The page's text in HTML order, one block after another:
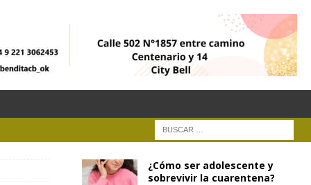
¿Cómo ser adolescente y
sobrevivir la cuarentena?